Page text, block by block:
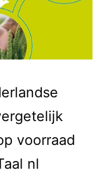
voorraad
nl